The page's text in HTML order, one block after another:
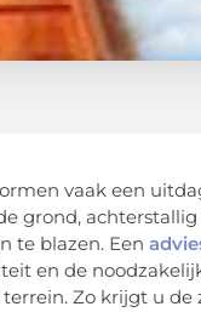
vaak een
grond,
te blazen. Een
en de
Zo krijgt u